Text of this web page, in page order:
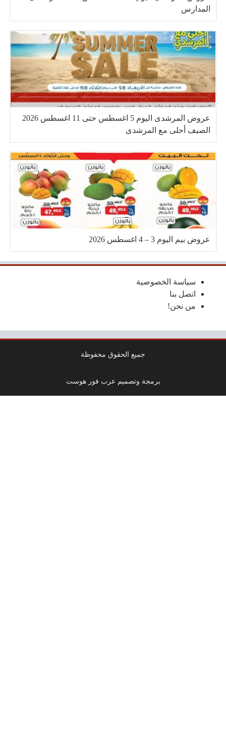
المدارس
عروض المرشدى اليوم 5 اغسطس حتى 11 اغسطس 2026
الصيف أحلى مع المرشدى
عروض بيم اليوم 3 – 4 اغسطس 2026
سياسة الخصوصية
اتصل بنا
من نحن!
جميع الحقوق محفوظة
برمجة وتصميم عرب فور هوست